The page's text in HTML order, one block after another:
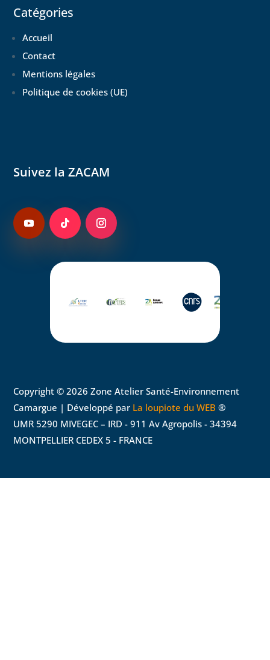
Catégories
Accueil
Contact
Mentions légales
Politique de cookies (UE)
Suivez la ZACAM
Copyright © 2026 Zone Atelier Santé-Environnement
Camargue | Développé par La loupiote du WEB ®
UMR 5290 MIVEGEC – IRD - 911 Av Agropolis - 34394
MONTPELLIER CEDEX 5 - FRANCE